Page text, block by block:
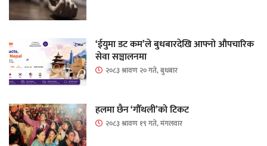
‘ईयुमा डट कम’ले बुधबारदेखि आफ्नो औपचारिक
सेवा सञ्चालनमा
२०८३ श्रावण २० गते, बुधबार
हलमा छैन ‘गौँथली’को टिकट
२०८३ श्रावण १९ गते, मंगलवार